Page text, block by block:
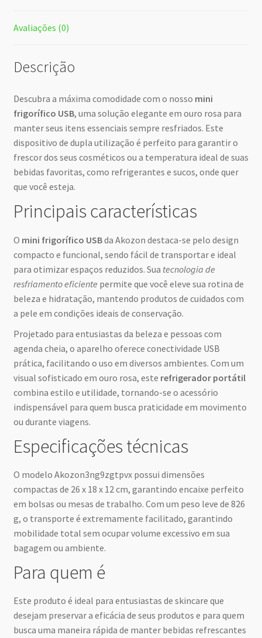
Avaliações (0)
Descrição
Descubra a máxima comodidade com o nosso mini
frigorífico USB, uma solução elegante em ouro rosa para
manter seus itens essenciais sempre resfriados. Este
dispositivo de dupla utilização é perfeito para garantir o
frescor dos seus cosméticos ou a temperatura ideal de suas
bebidas favoritas, como refrigerantes e sucos, onde quer
que você esteja.
Principais características
O mini frigorífico USBda Akozon destaca-se pelo design
compacto e funcional, sendo fácil de transportar e ideal
para otimizar espaços reduzidos. Sua tecnologia de
resfriamento eficiente permite que você eleve sua rotina de
beleza e hidratação, mantendo produtos de cuidados com
a pele em condições ideais de conservação.
Projetado para entusiastas da beleza e pessoas com
agenda cheia, o aparelho oferece conectividade USB
prática, facilitando o uso em diversos ambientes. Com um
visual sofisticado em ouro rosa, este refrigerador portátil
combina estilo e utilidade, tornando-se o acessório
indispensável para quem busca praticidade em movimento
ou durante viagens.
Especificações técnicas
O modelo Akozon3ng9zgtpvx possui dimensões
compactas de 26 x 18 x 12 cm, garantindo encaixe perfeito
em bolsas ou mesas de trabalho. Com um peso leve de 826
g, o transporte é extremamente facilitado, garantindo
mobilidade total sem ocupar volume excessivo em sua
bagagem ou ambiente.
Para quem é
Este produto é ideal para entusiastas de skincare que
desejam preservar a eficácia de seus produtos e para quem
busca uma maneira rápida de manter bebidas refrescantes